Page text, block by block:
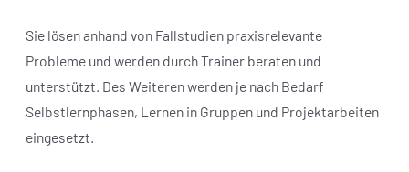
Sie lösen anhand von Fallstudien praxisrelevante
Probleme und werden durch Trainer beraten und
unterstützt. Des Weiteren werden je nach Bedarf
Selbstlernphasen, Lernen in Gruppen und Projektarbeiten
eingesetzt.